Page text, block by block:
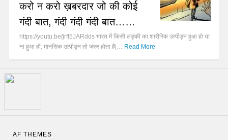
करो न करो ख़बरदार जो की कोई
गंदी बात, गंदी गंदी गंदी बात……
https://youtu.be/jrfI5JARdds भारत में किसी लड़की का शारीरिक उत्पीड़न हुआ हो या
ना हुआ हो. मानसिक उत्पीड़न तो जरुर होता है|… Read More
AF THEMES